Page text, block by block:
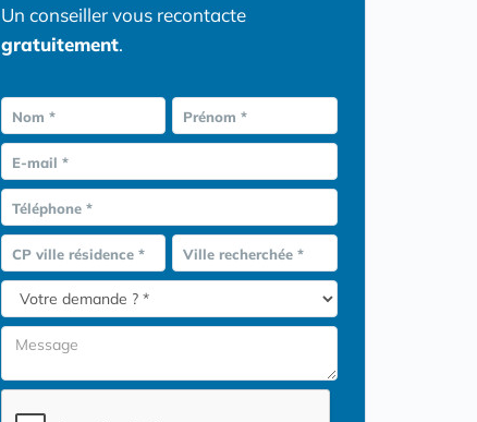
Un conseiller vous recontacte
gratuitement.
Nom * Prénom *
E-mail *
Téléphone *
CP ville résidence * Ville recherchée *